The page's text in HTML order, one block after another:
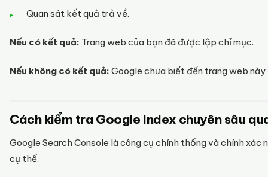
Quan sát kết quả trả về.
Nếu có kết quả: Trang web của bạn đã được lập chỉ mục.
Nếu không có kết quả: Google chưa biết đến trang web
Cách kiểm tra Google Index chuyên sâu
Google Search Console là công cụ chính thống và chính
cụ thể.